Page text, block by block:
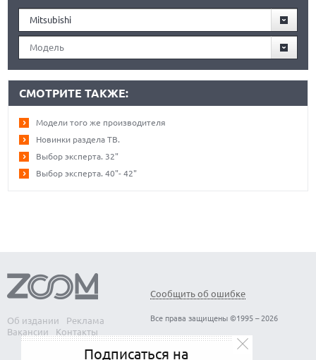
Mitsubishi
Модель
СМОТРИТЕ ТАКЖЕ:
Модели того же производителя
Новинки раздела ТВ.
Выбор эксперта. 32"
Выбор эксперта. 40"- 42"
Об издании
Реклама
Вакансии
Контакты
Сообщить об ошибке
Все права защищены ©1995 – 2026
Подписаться на